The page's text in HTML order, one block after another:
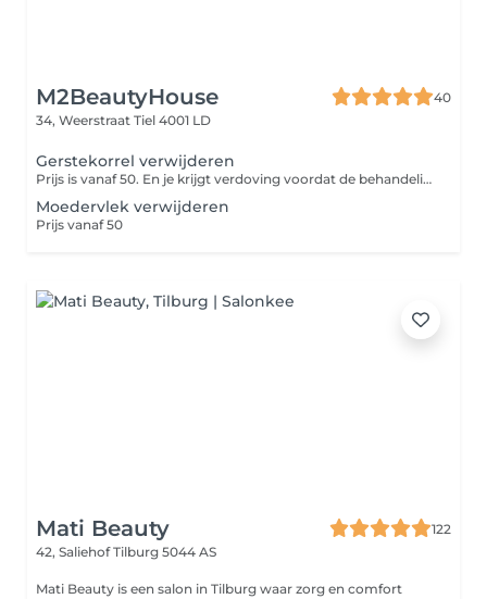
M2BeautyHouse
40
34, Weerstraat Tiel 4001 LD
Gerstekorrel verwijderen
Prijs is vanaf 50. En je krijgt verdoving voordat de behandeling plaatsvindt
Moedervlek verwijderen
Prijs vanaf 50
Mati Beauty
122
42, SaliehofTilburg 5044 AS
Mati Beauty is een salon in Tilburg waar zorg en comfort